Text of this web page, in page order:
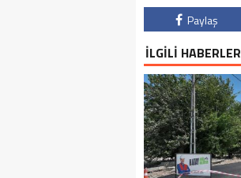
Paylaş
İLGİLİ HABERLER